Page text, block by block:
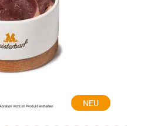
NEU